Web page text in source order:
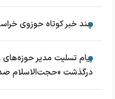
چند خبر کوتاه حوزوی
پیام تسلیت مدیر
درگذشت «حجت‌الاسلام